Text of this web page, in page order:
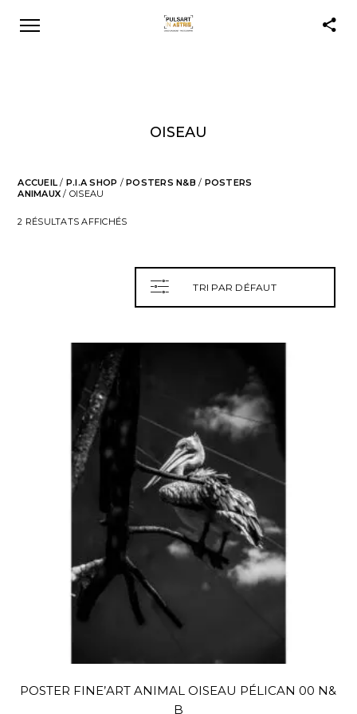
OISEAU
ACCUEIL/ P.I.A SHOP /POSTERS N&B / POSTERS
ANIMAUX / OISEAU
2 RÉSULTATS AFFICHÉS
TRI PAR DÉFAUT
POSTER FINE’ART ANIMAL OISEAU PÉLICAN 00 N&
B